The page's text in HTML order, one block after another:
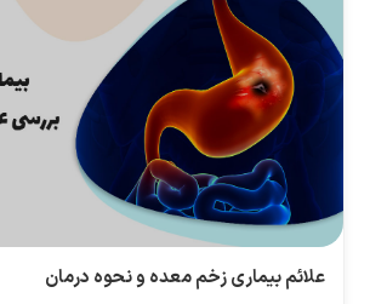
علائم بیماری زخم معده و نحوه درمان